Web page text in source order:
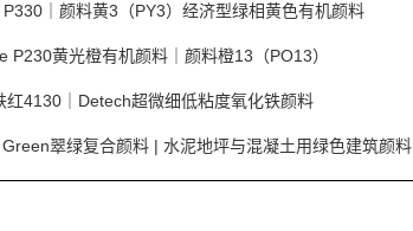
｜颜料黄3（PY3）经济型绿相黄色有机颜料
P230黄光橙有机颜料｜颜料橙13（PO13）
红4130｜Detech超微细低粘度氧化铁颜料
翠绿复合颜料 | 水泥地坪与混凝土用绿色建筑颜料